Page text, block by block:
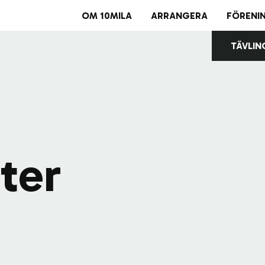
OM 10MILA ARRANGERA